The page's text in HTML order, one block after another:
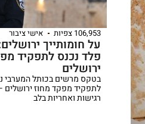
106,953 צפיות אישי ציבור
על חומותייך
פלד נכנס לתפקיד
ירושלים
בטקס מרשים בכותל המערבי
לתפקיד מפקד מחוז ירושלים
רגישות ואחריות בלב